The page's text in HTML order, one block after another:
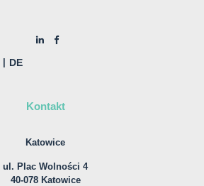
DE
Kontakt
Katowice
ul. Plac Wolności 4
40-078 Katowice